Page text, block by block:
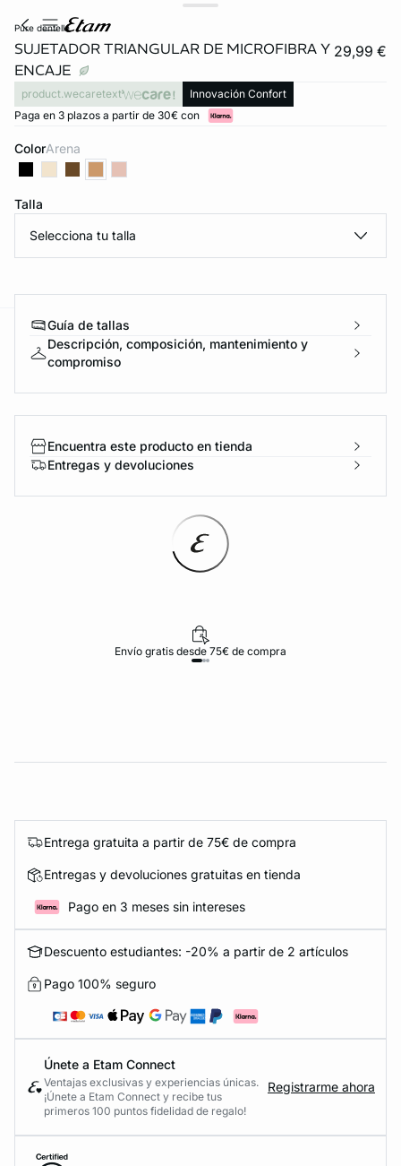
INVISIBLE
pure dentelle
SUJETADOR TRIANGULAR DE MICROFIBRA Y
ENCAJE
29,99 €
product.wecaretext
Innovación Confort
Paga en 3 plazos a partir de 30€ con
Color arena
Talla
Selecciona tu talla
Guía de tallas
Descripción, composición, mantenimiento y
compromiso
Encuentra este producto en tienda
Entregas y devoluciones
Envío gratis desde 75€ de compra
Entrega gratuita a partir de 75€ de compra
Entregas y devoluciones gratuitas en tienda
Pago en 3 meses sin intereses
Descuento estudiantes: -20% a partir de 2 artículos
Pago 100% seguro
Únete a Etam Connect
Ventajas exclusivas y experiencias únicas.
¡Únete a Etam Connect y recibe tus
primeros 100 puntos fidelidad de regalo!
Registrarme ahora